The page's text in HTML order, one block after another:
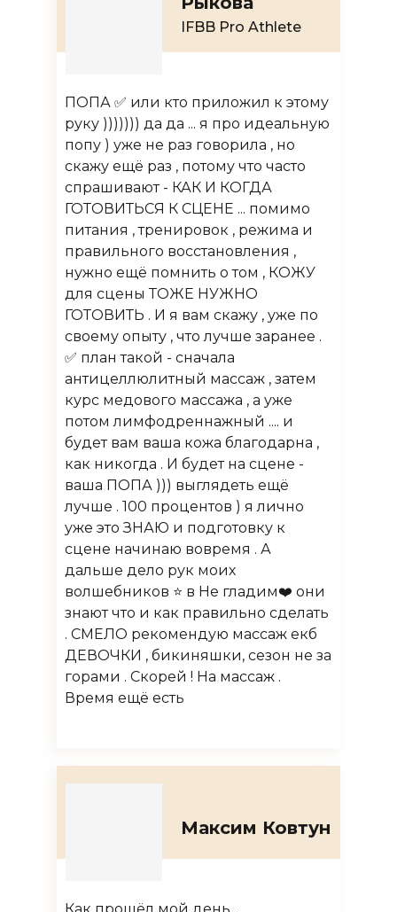
Максим Ковтун
ПОПА ✅ или кто приложил к этому
руку ))))))) да да ... я про идеальную
попу ) уже не раз говорила , но
скажу ещё раз , потому что часто
спрашивают - КАК И КОГДА
ГОТОВИТЬСЯ К СЦЕНЕ ... помимо
питания , тренировок , режима и
правильного восстановления ,
нужно ещё помнить о том , КОЖУ
для сцены ТОЖЕ НУЖНО
ГОТОВИТЬ . И я вам скажу , уже по
своему опыту , что лучше заранее .
✅ план такой - сначала
антицеллюлитный массаж , затем
курс медового массажа , а уже
потом лимфодреннажный .... и
будет вам ваша кожа благодарна ,
как никогда . И будет на сцене -
ваша ПОПА ))) выглядеть ещё
лучше . 100 процентов ) я лично
уже это ЗНАЮ и подготовку к
сцене начинаю вовремя . А
дальше дело рук моих
волшебников ⭐️ в Не гладим❤️ они
знают что и как правильно сделать
. СМЕЛО рекомендую массаж екб
ДЕВОЧКИ , бикиняшки, сезон не за
горами . Скорей ! На массаж .
Время ещё есть
IFBB Pro Athlete